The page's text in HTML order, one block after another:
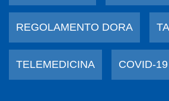
REGOLAMENTO DORA
TELEMEDICINA COVID-19